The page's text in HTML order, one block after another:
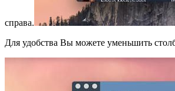
справа.
Для удобства Вы можете уменьшить